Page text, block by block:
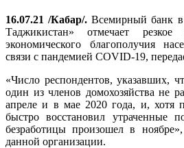
16.07.21 /Кабар/. Всемирный банк
Таджикистан» отмечает резкое
экономического благополучия
связи с пандемией COVID-19,
«Число респондентов, указавших,
один из членов домохозяйства не
апреле и в мае 2020 года, и, хотя
быстро восстановил утраченные
безработицы произошел в
данной организации.